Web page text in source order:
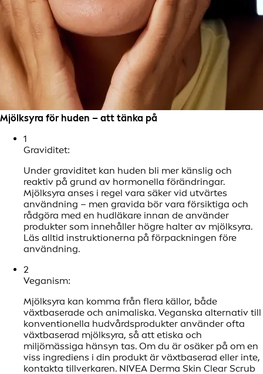
Mjölksyra för huden – att tänka på
1
Graviditet:
Under graviditet kan huden bli mer känslig och
reaktiv på grund av hormonella förändringar.
Mjölksyra anses i regel vara säker vid utvärtes
användning – men gravida bör vara försiktiga och
rådgöra med en hudläkare innan de använder
produkter som innehåller högre halter av mjölksyra.
Läs alltid instruktionerna på förpackningen före
användning.
2
Veganism:
Mjölksyra kan komma från flera källor, både
växtbaserade och animaliska. Veganska alternativ till
konventionella hudvårdsprodukter använder ofta
växtbaserad mjölksyra, så att etiska och
miljömässiga hänsyn tas. Om du är osäker på om en
viss ingrediens i din produkt är växtbaserad eller inte,
kontakta tillverkaren. NIVEA Derma Skin Clear Scrub